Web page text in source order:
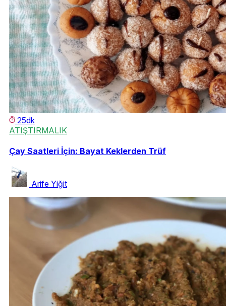
25dk
ATIŞTIRMALIK
Çay Saatleri İçin: Bayat Keklerden Trüf
Arife Yiğit